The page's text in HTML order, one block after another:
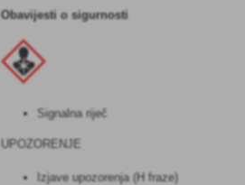
Obavijesti o sigurnosti
Signalna riječ
UPOZORENJE
Izjave upozorenja (H fraze)